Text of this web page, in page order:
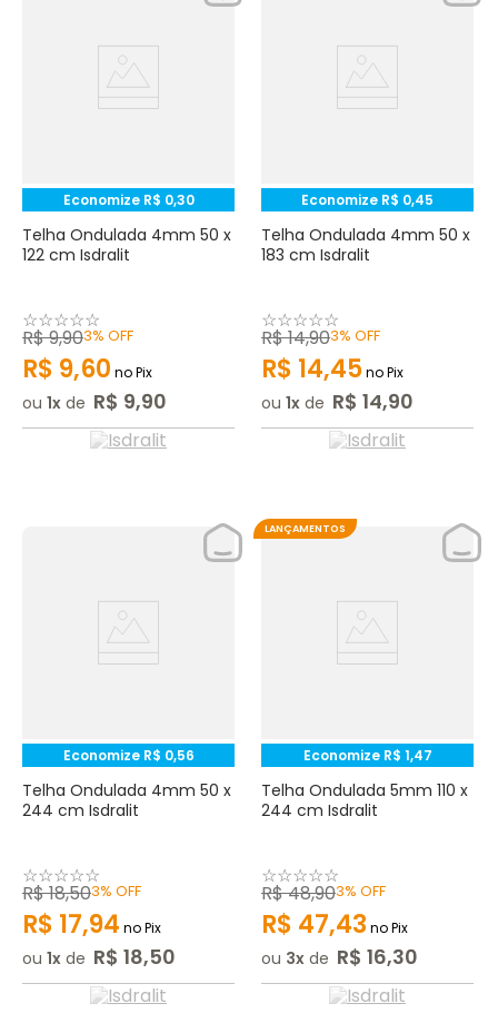
Economize R$ 0,30
Telha Ondulada 4mm 50 x
122 cm Isdralit
☆☆☆☆☆
R$9,903% OFF
R$ 9,60 no Pix
ou 1 de R$ 9,90
Economize R$ 0,45
Telha Ondulada 4mm 50 x
183 cm Isdralit
☆☆☆☆☆
R$14,903% OFF
R$ 14,45no Pix
ou 1 de R$ 14,90
Economize R$ 0,56
Telha Ondulada 4mm 50 x
244 cm Isdralit
☆☆☆☆☆
R$18,503% OFF
R$ 17,94 no Pix
ou 1 de R$ 18,50
LANÇAMENTOS
Economize R$ 1,47
Telha Ondulada 5mm 110 x
244 cm Isdralit
☆☆☆☆☆
R$48,903% OFF
R$ 47,43 no Pix
ou 3 de R$ 16,30